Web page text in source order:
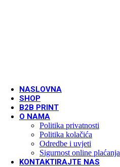
NASLOVNA
SHOP
B2B PRINT
O NAMA
Politika privatnosti
Politika kolačića
Odredbe i uvjeti
Sigurnost online plaćanja
KONTAKTIRAJTE NAS